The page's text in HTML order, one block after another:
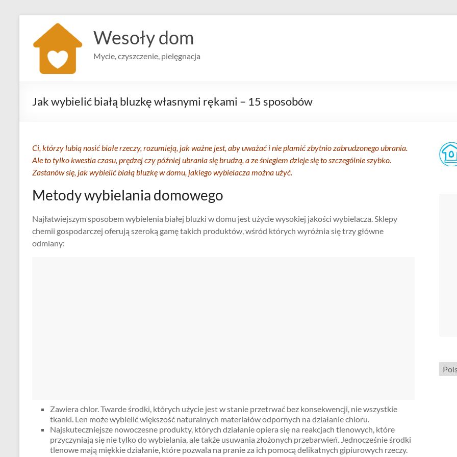
content
Wesoły dom
Mycie, czyszczenie, pielęgnacja
Jak wybielić białą bluzkę własnymi rękami – 15 sposobów
Ci, którzy lubią nosić białe rzeczy, rozumieją, jak ważne jest, aby uważać i nie plamić zbytnio zabrudzonego ubrania.
Ale to tylko kwestia czasu, prędzej czy później ubrania się brudzą, a ze śniegiem dzieje się to szczególnie szybko.
Zastanów się, jak wybielić białą bluzkę w domu, jakiego wybielacza można użyć.
Metody wybielania domowego
Najłatwiejszym sposobem wybielenia białej bluzki w domu jest użycie wysokiej jakości wybielacza. Sklepy
chemii gospodarczej oferują szeroką gamę takich produktów, wśród których wyróżnia się trzy główne
odmiany:
Zawiera chlor. Twarde środki, których użycie jest w stanie przetrwać bez konsekwencji, nie wszystkie
tkanki. Len może wybielić większość naturalnych materiałów odpornych na działanie chloru.
Najskuteczniejsze nowoczesne produkty, których działanie opiera się na reakcjach tlenowych, które
przyczyniają się nie tylko do wybielania, ale także usuwania złożonych przebarwień. Jednocześnie środki
tlenowe mają miękkie działanie, które pozwala na pranie za ich pomocą delikatnych gipiurowych rzeczy.
język